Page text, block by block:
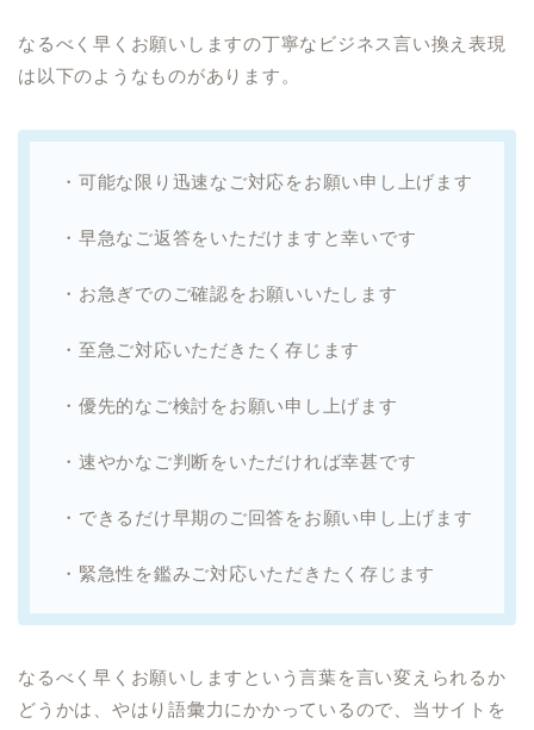
なるべく早くお願いしますの丁寧なビジネス言い換え表現
は以下のようなものがあります。
・可能な限り迅速なご対応をお願い申し上げます
・早急なご返答をいただけますと幸いです
・お急ぎでのご確認をお願いいたします
・至急ご対応いただきたく存じます
・優先的なご検討をお願い申し上げます
・速やかなご判断をいただければ幸甚です
・できるだけ早期のご回答をお願い申し上げます
・緊急性を鑑みご対応いただきたく存じます
なるべく早くお願いしますという言葉を言い変えられるか
どうかは、やはり語彙力にかかっているので、当サイトを